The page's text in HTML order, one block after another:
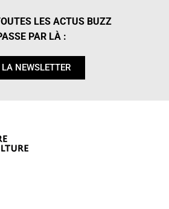
LES ACTUS BUZZ
PAR LÀ :
NEWSLETTER